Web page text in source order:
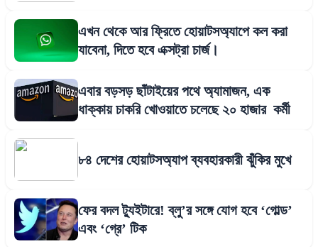
এখন থেকে আর ফ্রিতে হোয়াটসঅ্যাপে কল করা
যাবেনা, দিতে হবে এক্সট্রা চার্জ।
এবার বড়সড় ছাঁটাইয়ের পথে অ্যামাজন, এক
ধাক্কায় চাকরি খোওয়াতে চলেছে ২০ হাজার কর্মী
৮৪ দেশের হোয়াটসঅ্যাপ ব্যবহারকারী ঝুঁকির মুখে
ফের বদল ট্যুইটারে! ব্লু’র সঙ্গে যোগ হবে ‘গোল্ড’
এবং ‘গ্রে’ টিক